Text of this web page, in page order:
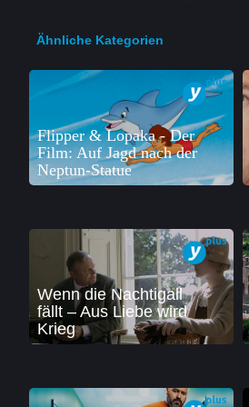
Ähnliche Kategorien
Flipper & Lopaka - Der
Film: Auf Jagd nach der
Neptun-Statue
Wenn die Nachtigall
fällt – Aus Liebe wird
Krieg